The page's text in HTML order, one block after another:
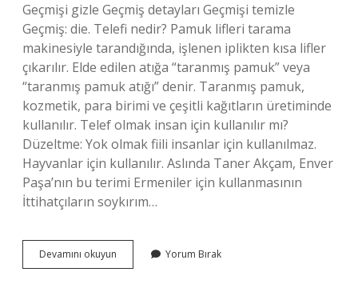
Geçmişi gizle Geçmiş detayları Geçmişi temizle
Geçmiş: die. Telefi nedir? Pamuk lifleri tarama
makinesiyle tarandığında, işlenen iplikten kısa lifler
çıkarılır. Elde edilen atığa “taranmış pamuk” veya
“taranmış pamuk atığı” denir. Taranmış pamuk,
kozmetik, para birimi ve çeşitli kağıtların üretiminde
kullanılır. Telef olmak insan için kullanılır mı?
Düzeltme: Yok olmak fiili insanlar için kullanılmaz.
Hayvanlar için kullanılır. Aslında Taner Akçam, Enver
Paşa’nın bu terimi Ermeniler için kullanmasının
İttihatçıların soykırım…
Devamını okuyun
Etmek
Yorum Bırak